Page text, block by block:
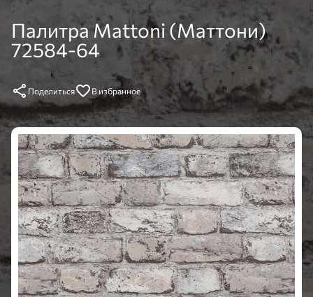
Палитра Mattoni (Маттони)
72584-64
Поделиться В избранное